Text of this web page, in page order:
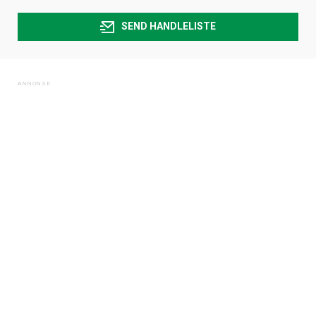
SEND HANDLELISTE